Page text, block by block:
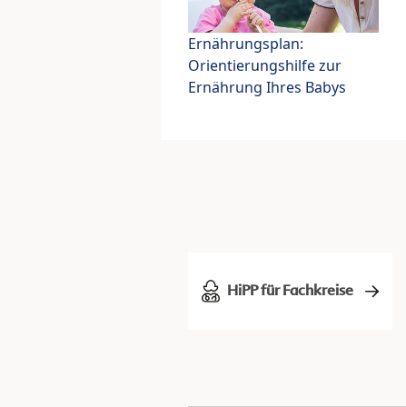
Ernährungsplan:
Orientierungshilfe zur
Ernährung Ihres Babys
HiPP für Fachkreise